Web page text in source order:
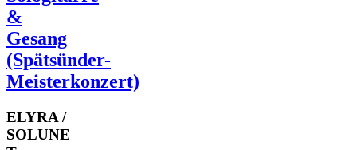
&
Gesang
(Spätsünder-
Meisterkonzert)
ELYRA /
SOLUNE